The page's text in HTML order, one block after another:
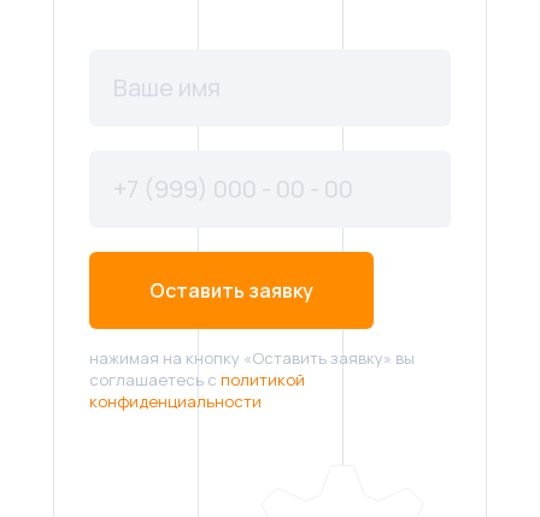
Оставить заявку
нажимая на кнопку «Оставить заявку» вы
соглашаетесь с политикой
конфиденциальности